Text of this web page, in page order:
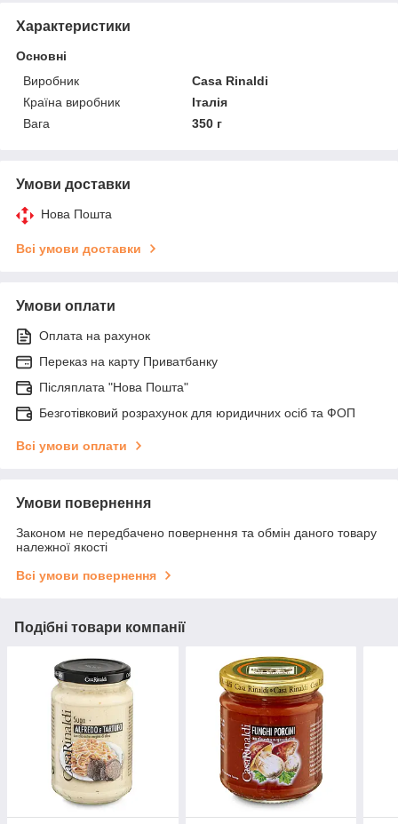
Характеристики
Основні
Виробник
Casa Rinaldi
Країна виробник
Італія
Вага
350 г
Умови доставки
Нова Пошта
Всі умови доставки
Умови оплати
Оплата на рахунок
Переказ на карту Приватбанку
Післяплата "Нова Пошта"
Безготівковий розрахунок для юридичних осіб та ФОП
Всі умови оплати
Умови повернення
Законом не передбачено повернення та обмін даного товару
належної якості
Всі умови повернення
Подібні товари компанії